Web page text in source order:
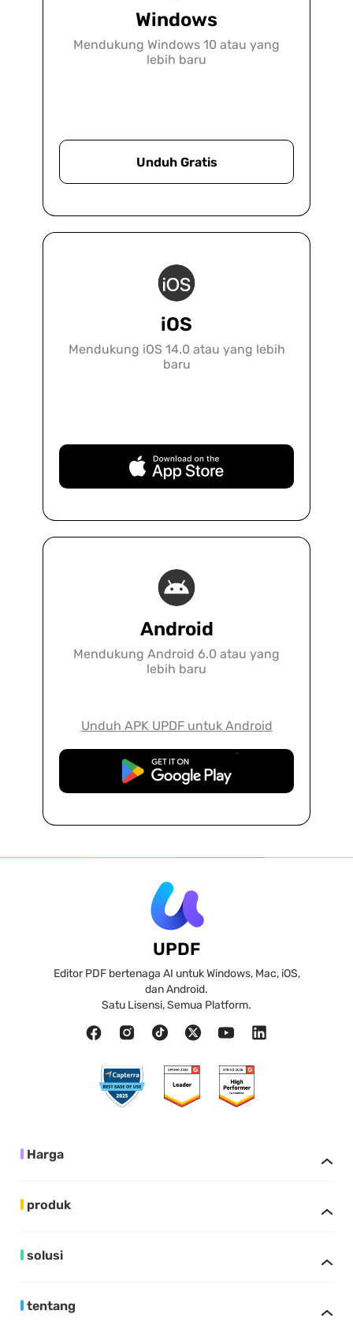
Windows
Mendukung Windows 10 atau yang
lebih baru
Unduh Gratis
iOS
Mendukung iOS 14.0 atau yang lebih
baru
Unduh Gratis
Android
Mendukung Android 6.0 atau yang
lebih baru
Unduh APK UPDF untuk Android
Unduh Gratis
UPDF
Editor PDF bertenaga AI untuk Windows, Mac, iOS,
dan Android.
Satu Lisensi, Semua Platform.
Harga
produk
solusi
tentang